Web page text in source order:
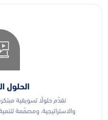
الحلول
نقدّم حلولًا تسويقية
والاستراتيجية، ومصمّمة